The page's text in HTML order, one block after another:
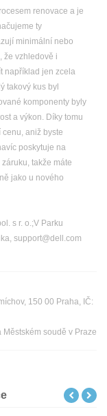
renovace a je
ty
minimální nebo
že vzhledově i
například jen zcela
takový kus byl
komponenty byly
a výkon. Díky tomu
aniž byste
poskytuje na
takže máte
jako u nového
s r. o.;V Parku
support@dell.com
150 00 Praha, IČ:
soudě v Praze